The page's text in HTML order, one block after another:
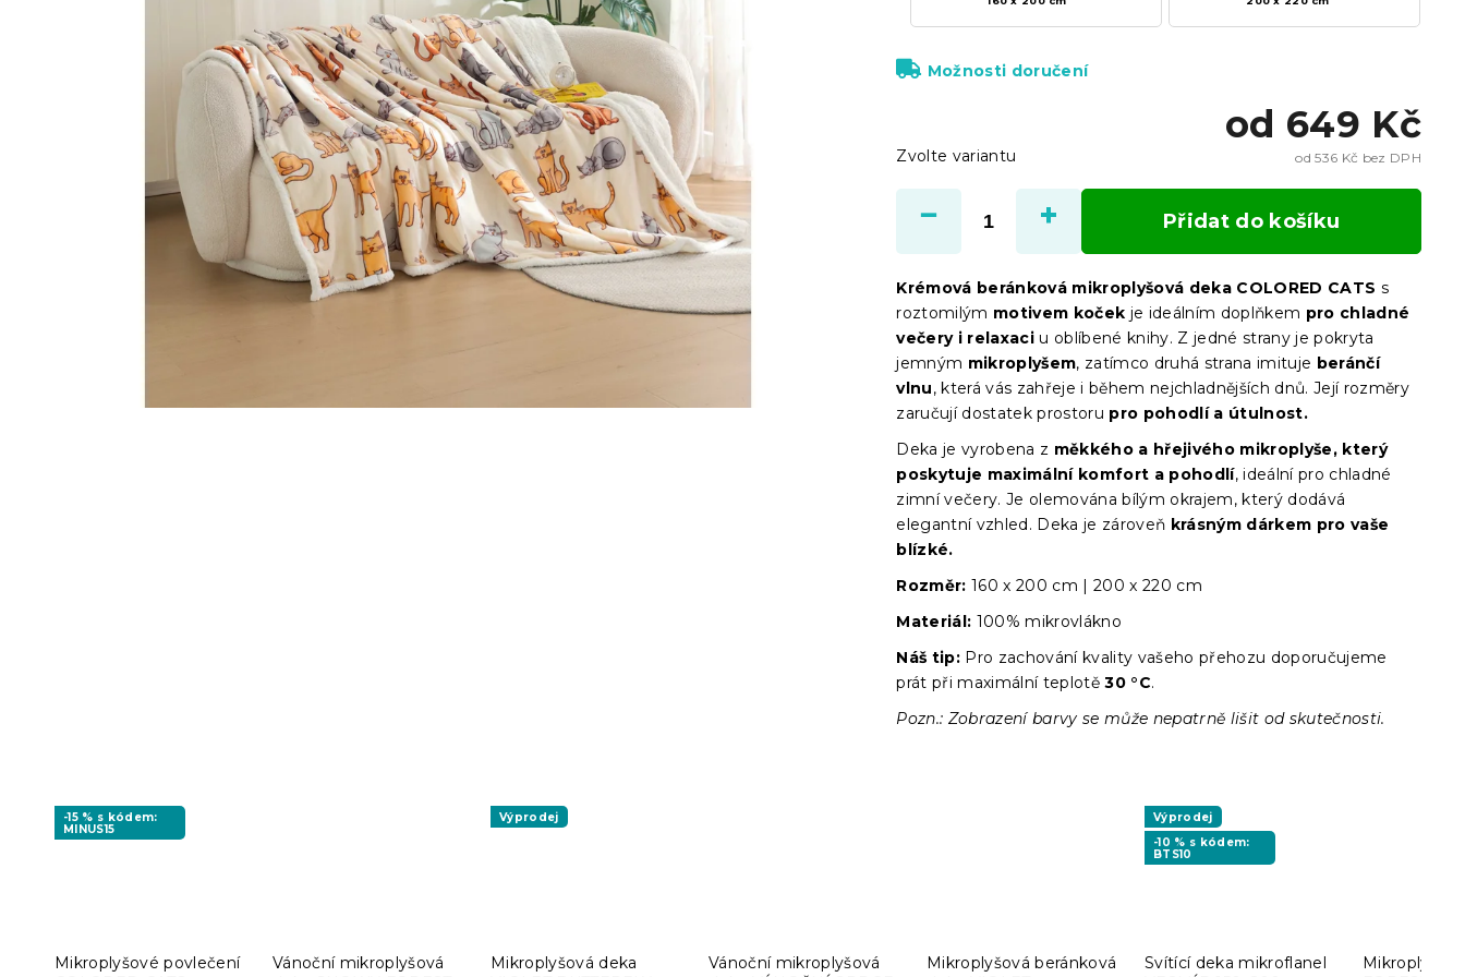
od 649 Kč
od536 Kč bez DPH
cena:
Zvolte variantu
Možnosti doručení
Přidat do košíku
Krémová beránková mikroplyšová deka COLORED CATS s
roztomilým motivem koček je ideálním doplňkem pro chladné
večery i relaxaci u oblíbené knihy. Z jedné strany je pokryta
jemným mikroplyšem, zatímco druhá strana imituje beránčí
vlnu, která vás zahřeje i během nejchladnějších dnů. Její rozměry
zaručují dostatek prostoru pro pohodlí a útulnost.
Deka je vyrobena z měkkého a hřejivého mikroplyše, který
poskytuje maximální komfort a pohodlí, ideální pro chladné
zimní večery. Je olemována bílým okrajem, který dodává
elegantní vzhled. Deka je zároveň krásným dárkem pro vaše
blízké.
Rozměr: 160 x 200 cm | 200 x 220 cm
Materiál: 100% mikrovlákno
Náš tip: Pro zachování kvality vašeho přehozu doporučujeme
prát při maximální teplotě30 °C.
Pozn.: Zobrazení barvy se může nepatrně lišit od skutečnosti.
-15 % s kódem:
MINUS15
Mikroplyšové povlečení
Vánoční mikroplyšová
Výprodej
Mikroplyšová deka
Vánoční mikroplyšová
Mikroplyšová beránková
Výprodej
-10 % s kódem:
BTS10
Svítící deka mikroflanel